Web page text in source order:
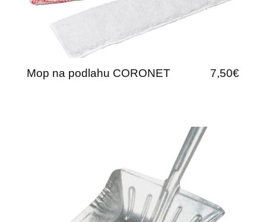
Mop na podlahu CORONET 7,50€